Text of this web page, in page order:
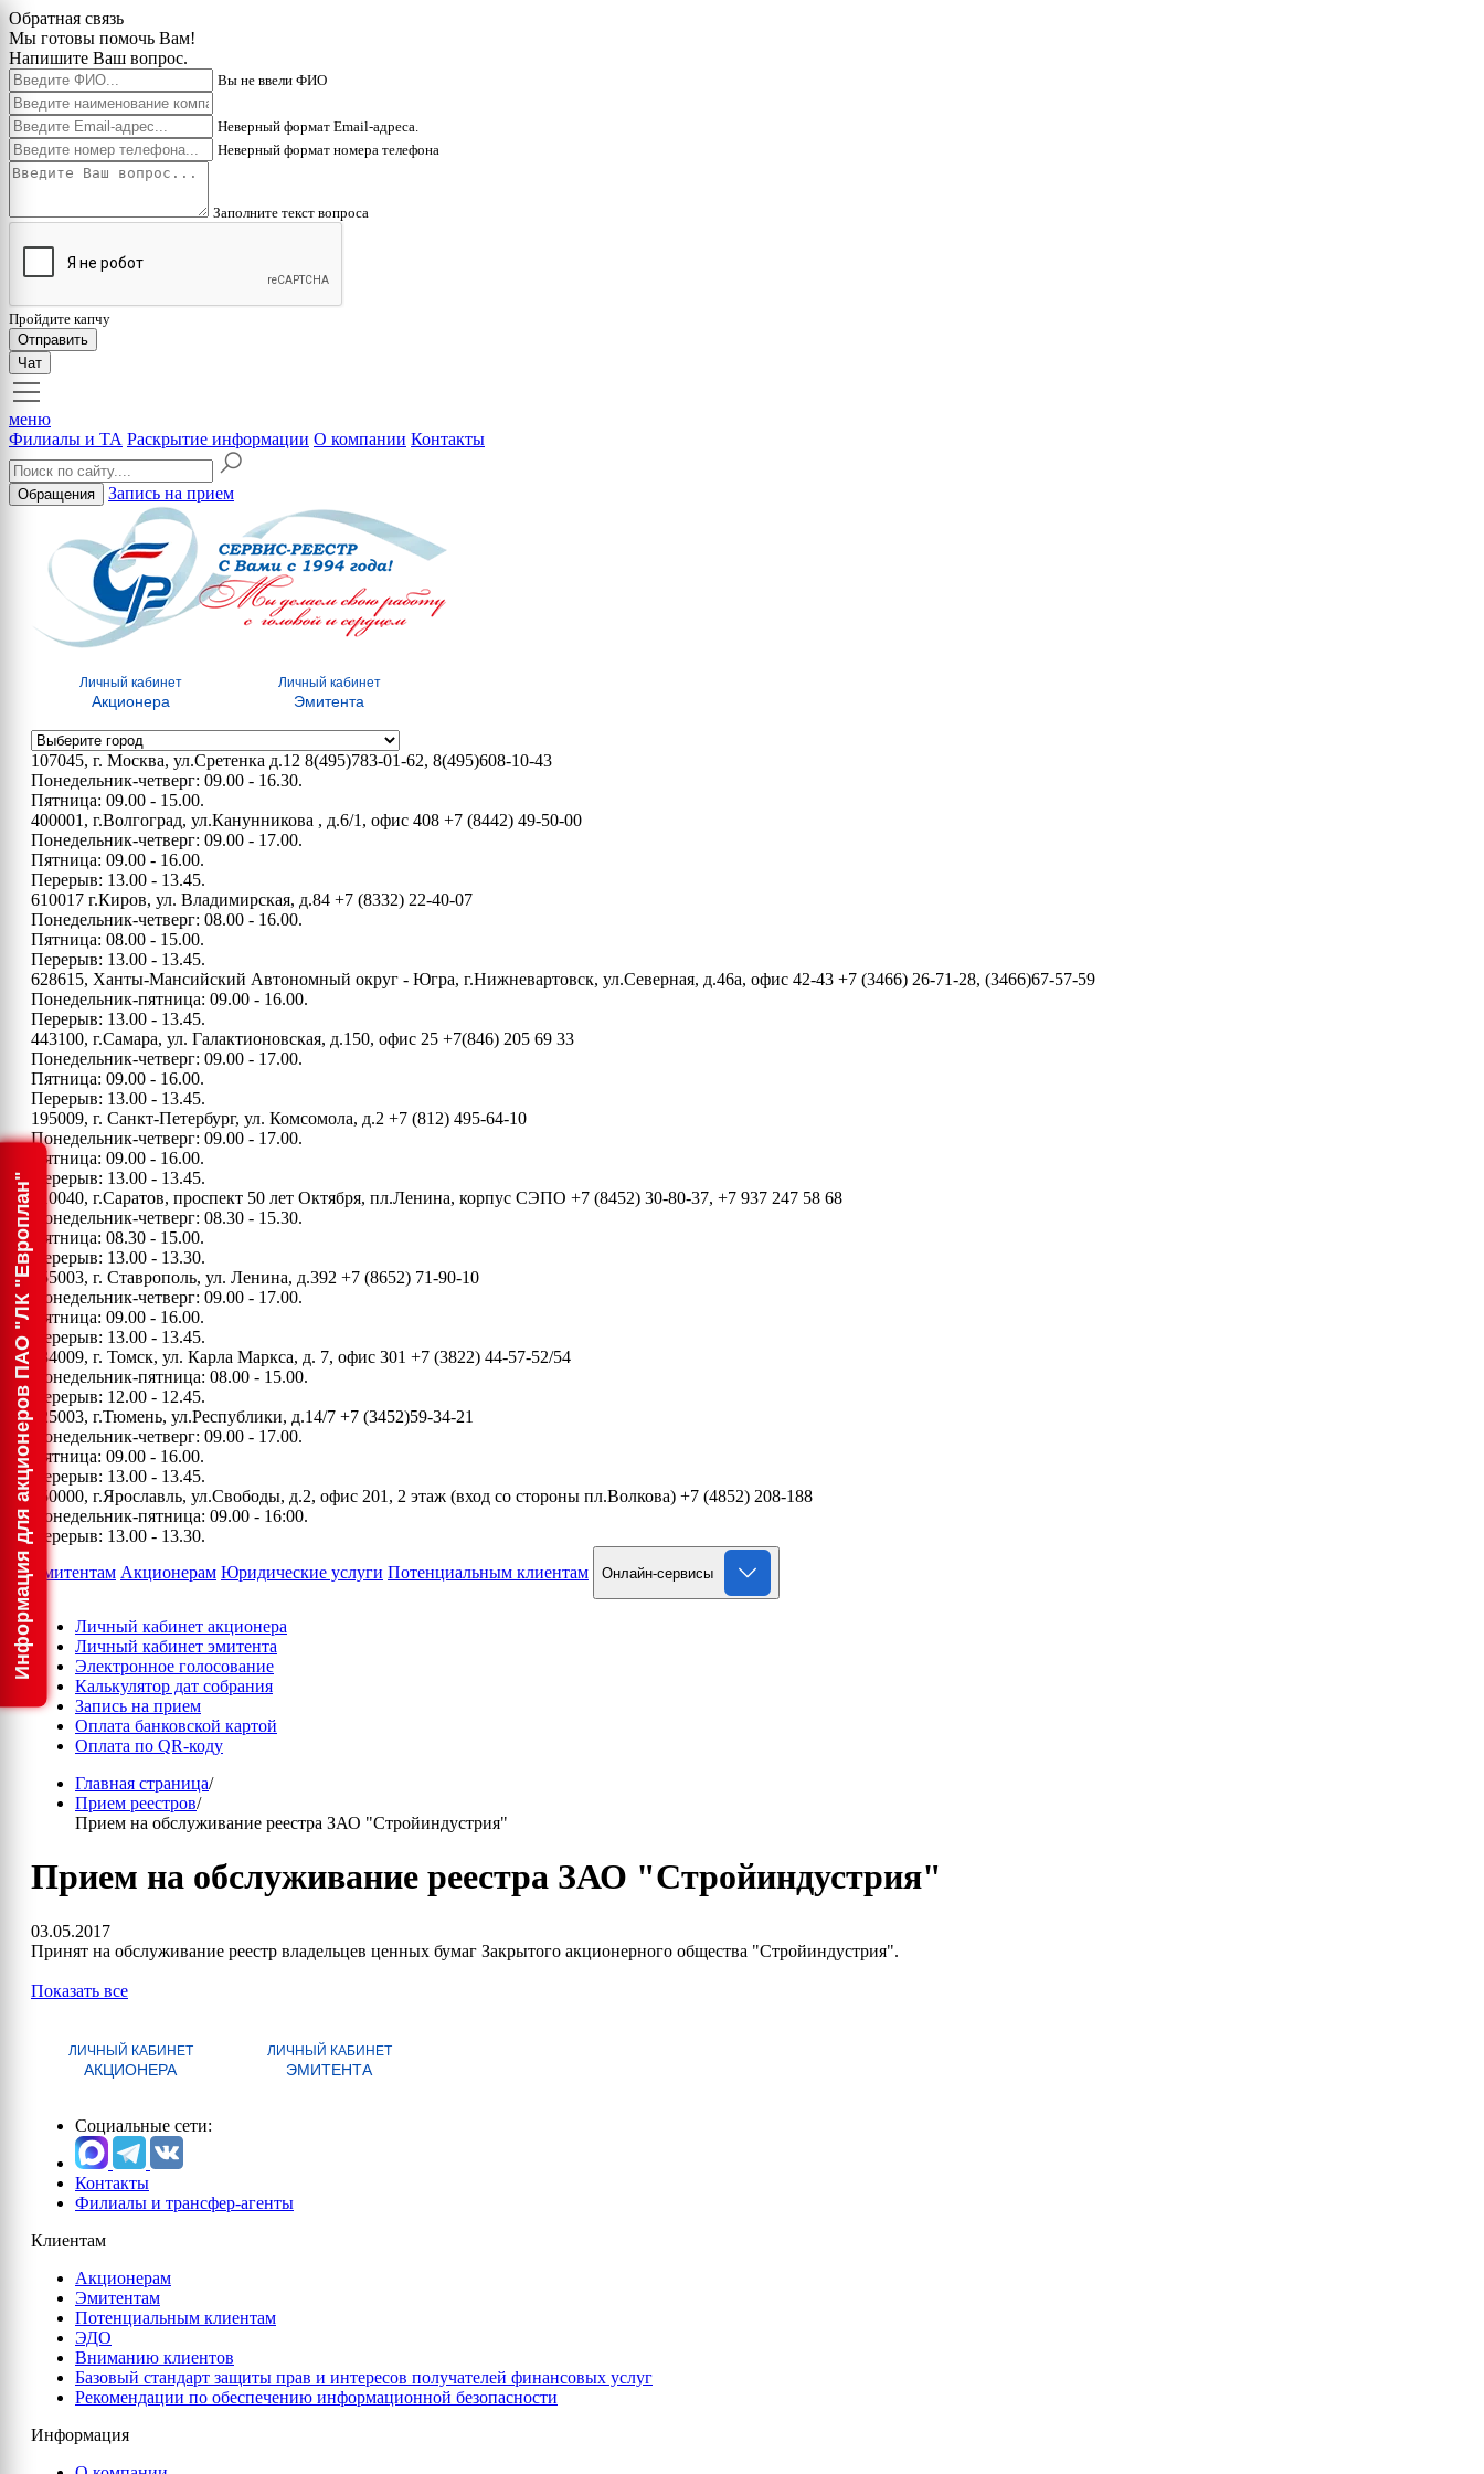
Обратная связь
Мы готовы помочь Вам!
Напишите Ваш вопрос.
Вы не ввели ФИО
Неверный формат Email-адреса.
Неверный формат номера телефона
Заполните текст вопроса
Пройдите капчу
Отправить
Чат
Информация для акционеров ПАО "ЛК "Европлан"
меню
Филиалы и ТА Раскрытие информации О компании Контакты
Обращения Запись на прием
Личный кабинет
Акционера
Личный кабинет
Эмитента
107045, г. Москва, ул.Сретенка д.12 8(495)783-01-62, 8(495)608-10-43
Понедельник-четверг: 09.00 - 16.30.
Пятница: 09.00 - 15.00.
400001, г.Волгоград, ул.Канунникова , д.6/1, офис 408 +7 (8442) 49-50-00
Понедельник-четверг: 09.00 - 17.00.
Пятница: 09.00 - 16.00.
Перерыв: 13.00 - 13.45.
610017 г.Киров, ул. Владимирская, д.84 +7 (8332) 22-40-07
Понедельник-четверг: 08.00 - 16.00.
Пятница: 08.00 - 15.00.
Перерыв: 13.00 - 13.45.
628615, Ханты-Мансийский Автономный округ - Югра, г.Нижневартовск, ул.Северная, д.46а, офис 42-43 +7 (3466) 26-71-28, (3466)67-57-59
Понедельник-пятница: 09.00 - 16.00.
Перерыв: 13.00 - 13.45.
443100, г.Самара, ул. Галактионовская, д.150, офис 25 +7(846) 205 69 33
Понедельник-четверг: 09.00 - 17.00.
Пятница: 09.00 - 16.00.
Перерыв: 13.00 - 13.45.
195009, г. Санкт-Петербург, ул. Комсомола, д.2 +7 (812) 495-64-10
Понедельник-четверг: 09.00 - 17.00.
Пятница: 09.00 - 16.00.
Перерыв: 13.00 - 13.45.
410040, г.Саратов, проспект 50 лет Октября, пл.Ленина, корпус СЭПО +7 (8452) 30-80-37, +7 937 247 58 68
Понедельник-четверг: 08.30 - 15.30.
Пятница: 08.30 - 15.00.
Перерыв: 13.00 - 13.30.
355003, г. Ставрополь, ул. Ленина, д.392 +7 (8652) 71-90-10
Понедельник-четверг: 09.00 - 17.00.
Пятница: 09.00 - 16.00.
Перерыв: 13.00 - 13.45.
634009, г. Томск, ул. Карла Маркса, д. 7, офис 301 +7 (3822) 44-57-52/54
Понедельник-пятница: 08.00 - 15.00.
Перерыв: 12.00 - 12.45.
625003, г.Тюмень, ул.Республики, д.14/7 +7 (3452)59-34-21
Понедельник-четверг: 09.00 - 17.00.
Пятница: 09.00 - 16.00.
Перерыв: 13.00 - 13.45.
150000, г.Ярославль, ул.Свободы, д.2, офис 201, 2 этаж (вход со стороны пл.Волкова) +7 (4852) 208-188
Понедельник-пятница: 09.00 - 16:00.
Перерыв: 13.00 - 13.30.
Эмитентам Акционерам Юридические услуги Потенциальным клиентам Онлайн-сервисы
Личный кабинет акционера
Личный кабинет эмитента
Электронное голосование
Калькулятор дат собрания
Запись на прием
Оплата банковской картой
Оплата по QR-коду
Главная страница/
Прием реестров/
Прием на обслуживание реестра ЗАО "Стройиндустрия"
Прием на обслуживание реестра ЗАО "Стройиндустрия"
03.05.2017
Принят на обслуживание реестр владельцев ценных бумаг Закрытого акционерного общества "Стройиндустрия".
Показать все
ЛИЧНЫЙ КАБИНЕТ
АКЦИОНЕРА
ЛИЧНЫЙ КАБИНЕТ
ЭМИТЕНТА
Социальные сети:
Контакты
Филиалы и трансфер-агенты
Клиентам
Акционерам
Эмитентам
Потенциальным клиентам
ЭДО
Вниманию клиентов
Базовый стандарт защиты прав и интересов получателей финансовых услуг
Рекомендации по обеспечению информационной безопасности
Информация